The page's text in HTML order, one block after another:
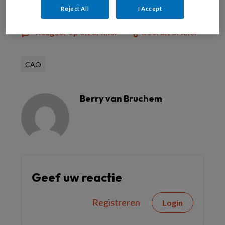
Reageer op dit artikel Deel dit artikel
CAO
Berry van Bruchem
Geef uw reactie
Registreren Login
Reject All I Accept